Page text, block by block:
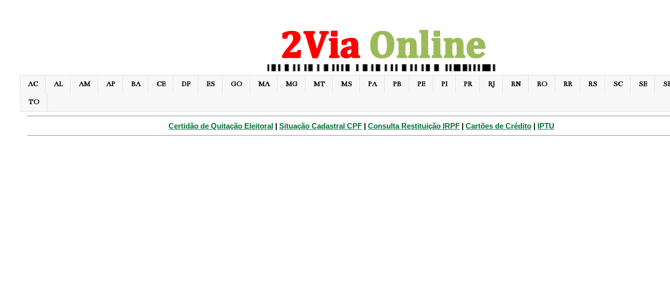
AC AL AM AP BA CE DF ES GO MA MG MT MS PA PB PE PI PR RJ RN RO RR RS SC SE
TO
Certidão de Quitação Eleitoral | Situação Cadastral CPF | Consulta Restituição IRPF | Cartões de Crédito | IPTU